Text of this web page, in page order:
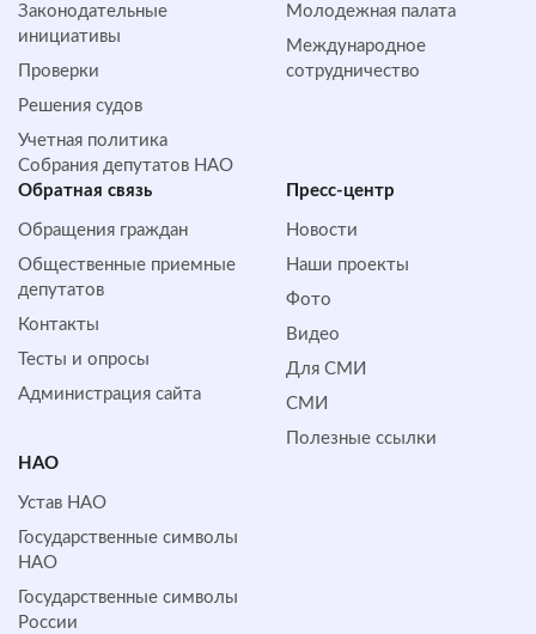
Законодательные
инициативы
Проверки
Решения судов
Учетная политика
Собрания депутатов НАО
Молодежная палата
Международное
сотрудничество
Обратная cвязь
Обращения граждан
Общественные приемные
депутатов
Контакты
Тесты и опросы
Администрация сайта
Пресс-центр
Новости
Наши проекты
Фото
Видео
Для СМИ
СМИ
Полезные ссылки
НАО
Устав НАО
Государственные символы
НАО
Государственные символы
России